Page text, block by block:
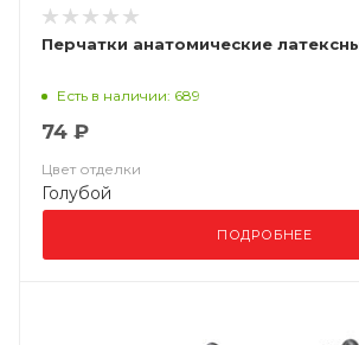
Перчатки анатомические
Есть в наличии: 689
74 ₽
Цвет отделки
Голубой
ПОДРОБНЕЕ